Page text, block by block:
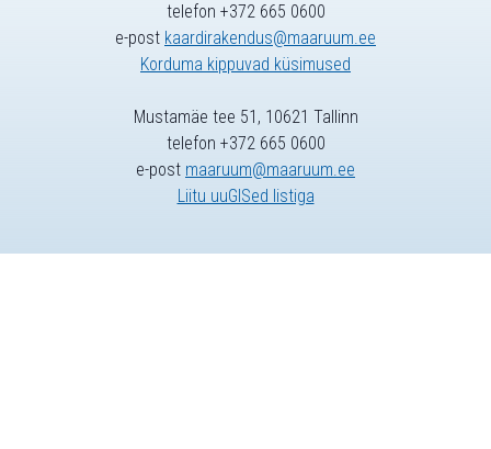
telefon +372 665 0600
e-post kaardirakendus@maaruum.ee
Korduma kippuvad küsimused
Mustamäe tee 51, 10621 Tallinn
telefon +372 665 0600
e-post maaruum@maaruum.ee
Liitu uuGISed listiga